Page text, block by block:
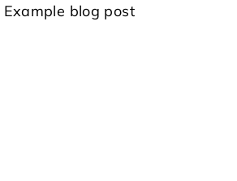
Example blog post